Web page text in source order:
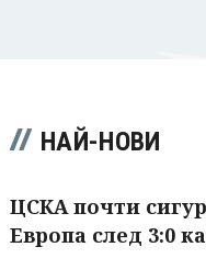
НАЙ-НОВИ
ЦСКА почти
Европа след 3:0